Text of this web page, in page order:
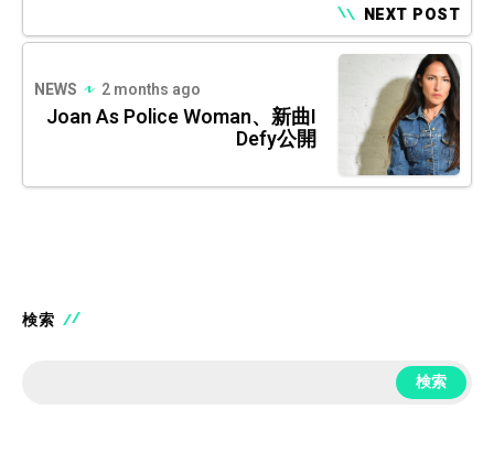
NEXT POST
NEWS 2 months ago
Joan As Police Woman、新曲I
Defy公開
検索
検索